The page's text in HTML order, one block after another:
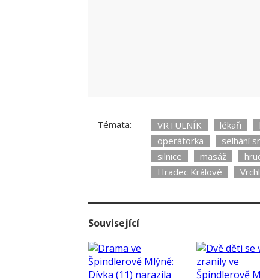
Témata: VRTULNÍK lékaři
operátorka
selhání
silnice
masáž
Hradec Králové
Související